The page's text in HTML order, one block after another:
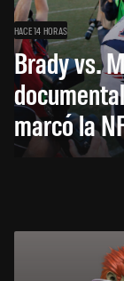
HACE 14 HORAS
Brady vs.
marcó la